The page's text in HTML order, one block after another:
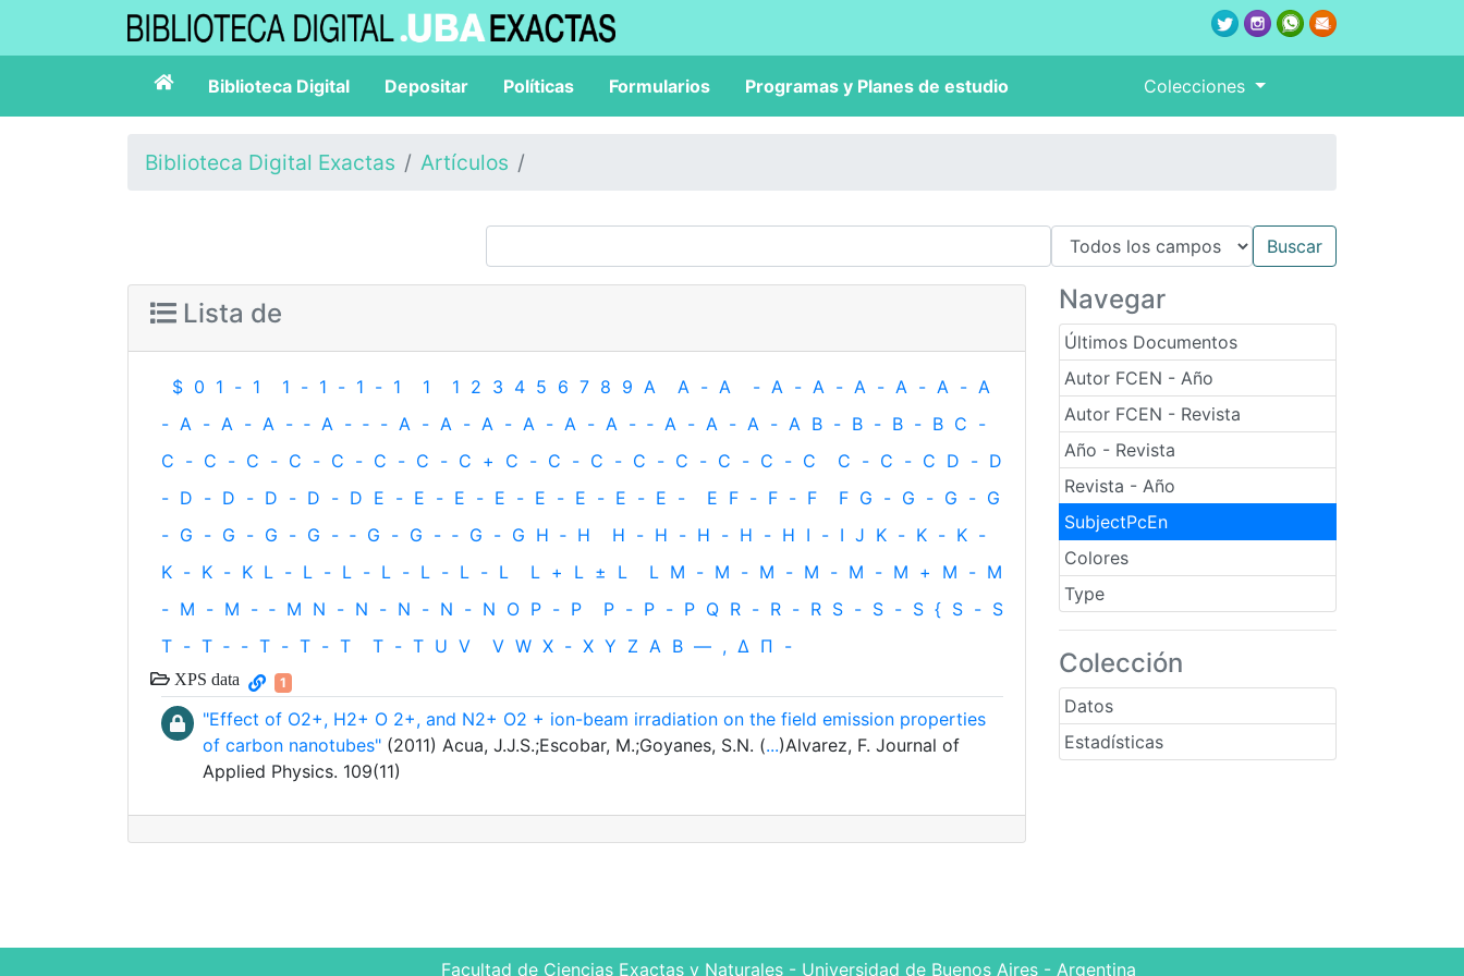
Biblioteca Digital Depositar Políticas Formularios Programas y Planes de estudio Colecciones
Biblioteca Digital Exactas Artículos
Navegar
Últimos Documentos
Autor FCEN - Año
Autor FCEN - Revista
Año - Revista
Revista - Año
SubjectPcEn
Colores
Type
Colección
Datos
Estadísticas
Lista de
$ 0 1 - 1 1 - 1 - 1 - 1 1 1 2 3 4 5 6 7 8 9 A A - A - A - A - A - A - A - A
- A - A - A - ‐ A - ‐ - A - A - A - A - A - A - ‐ A - A - A - A B - B - B - B C -
C - C - C - C - C - C - C - C + C - C - C - C - C - C - C - C C - C - C D - D
- D - D - D - D - D E - E - E - E - E - E - E - E - E F - F - F F G - G - G - G
- G - G - G - G - ‐ G - G - ‐ G - G H ‐ H H - H - H - H - H I - I J K - K - K -
K - K - K L - L - L - L - L - L - L L + L ± L L M - M - M - M - M - M + M - M
- M - M - ‐ M N - N - N - N - N O P - P P - P - P Q R - R - R S - S - S { S - S
T - T ‐ - T - T - T T - T U V V W X - X Y Z Α Β — , Δ Π -
XPS data 1
"Effect of O2+, H2+ O 2+, and N2+ O2 + ion-beam irradiation on the field emission properties
of carbon nanotubes" (2011) Acua, J.J.S.;Escobar, M.;Goyanes, S.N. (...)Alvarez, F. Journal of
Applied Physics. 109(11)
Facultad de Ciencias Exactas y Naturales - Universidad de Buenos Aires - Argentina